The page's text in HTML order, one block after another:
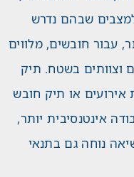
שבהם נדרש
עבור חובשים, מלווים
וצוותים בשטח. תיק
או תיק חובש
אינטנסיבית יותר,
נוחה גם בתנאי